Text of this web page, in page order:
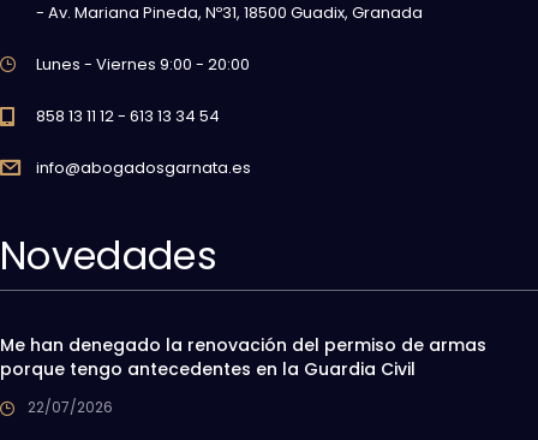
- Av. Mariana Pineda, Nº31, 18500 Guadix, Granada
Lunes - Viernes 9:00 - 20:00
858 13 11 12 - 613 13 34 54
info@abogadosgarnata.es
Novedades
Me han denegado la renovación del permiso de armas
porque tengo antecedentes en la Guardia Civil
22/07/2026